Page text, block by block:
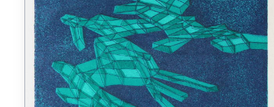
LE COLLEZIONI
GLI AUTORI
LORENZO VIANI
MOSTRE
EVENTI
PALAZZO DELLE MUSE